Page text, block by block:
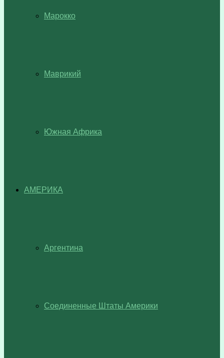
Марокко
Маврикий
Южная Африка
АМЕРИКА
Аргентина
Соединенные Штаты Америки